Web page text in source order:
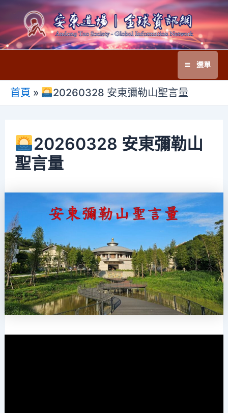
至
主
Main
選單
首頁 » 20260328 安東彌勒山聖言量
20260328 安東彌勒山
聖言量